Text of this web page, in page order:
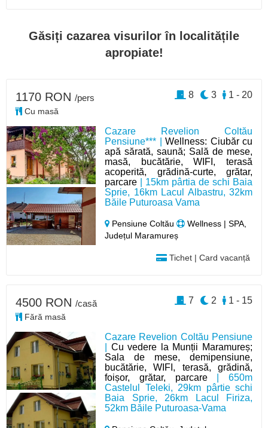
Găsiți cazarea visurilor în localitățile
apropiate!
Cazare Revelion Coltău
Pensiune*** |Wellness: Ciubăr cu
apă sărată, saună; Sală de mese,
masă, bucătărie, WIFI, terasă
acoperită, grădină-curte, grătar,
parcare | 15km pârtia de schi Baia
Sprie, 16km Lacul Albastru, 32km
Băile Puturoasa Vama
Pensiune Coltău
Wellness | SPA,
Județul Maramureș
Tichet | Card vacanță
1170 RON /pers
Cu masă
1 - 20
3
8
Cazare Revelion Coltău Pensiune
Cu vedere la Munții Maramureș;
Sala de mese, demipensiune,
bucătărie, WIFI, terasă, grădină,
foișor, grătar, parcare| 650m
Castelul Teleki, 29km pârtie schi
Baia Sprie, 26km Lacul Firiza,
52km Băile Puturoasa-Vama
4500 RON /casă
Fără masă
1 - 15
2
7